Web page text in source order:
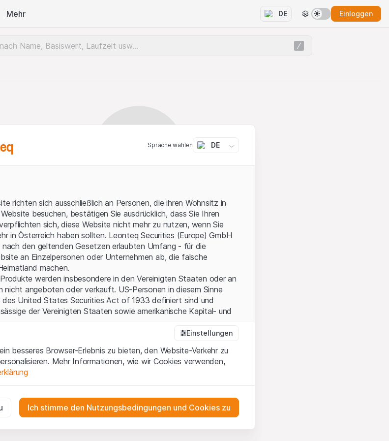
Mehr DE Einloggen
Serverfehler.
Sprache wählen DE
richten sich ausschließlich an Personen, die ihren Wohnsitz in
besuchen, bestätigen Sie ausdrücklich, dass Sie Ihren
sich, diese Website nicht mehr zu nutzen, wenn Sie
in Österreich haben sollten. Leonteq Securities (Europe) GmbH
den geltenden Gesetzen erlaubten Umfang - für die
an Einzelpersonen oder Unternehmen ab, die falsche
machen.
werden insbesondere in den Vereinigten Staaten oder an
nicht angeboten oder verkauft. US-Personen in diesem Sinne
des United States Securities Act of 1933 definiert sind und
der Vereinigten Staaten sowie amerikanische Kapital- und
Sie, dass Sie die rechtlichen Informationen und die
verstanden haben und akzeptieren. Wenn Sie mit den
sind, unterlassen Sie bitte den Zugriff auf diese Website.
zum Kauf
beschriebenen Informationen, Produkte, Daten,
(„Inhalte der Website“) dienen ausschließlich
ein Angebot noch eine Aufforderung zum Erwerb oder zum
Einstellungen
besseres Browser-Erlebnis zu bieten, den Website-Verkehr zu
Mehr Informationen, wie wir Cookies verwenden,
und können nicht deaktiviert werden.
Ich stimme den Nutzungsbedingungen und Cookies zu